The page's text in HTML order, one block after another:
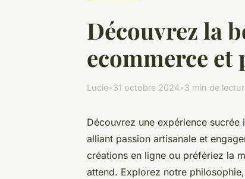
Découvrez la
ecommerce et
Lucie•31 octobre 2024•3 min de
Découvrez une expérience
alliant passion artisanale et
créations en ligne ou préfériez la
attend. Explorez notre